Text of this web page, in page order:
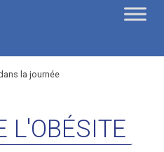
la journée
L'OBÉSITE